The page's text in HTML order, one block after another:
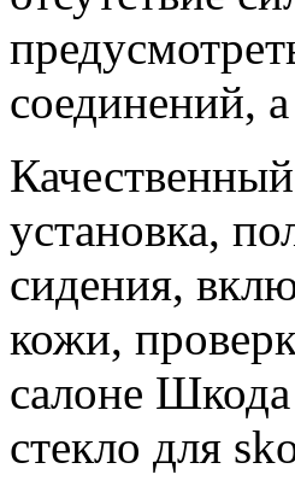
соединений,
установка,
сидения,
кожи,
салоне Шкода
стекло для